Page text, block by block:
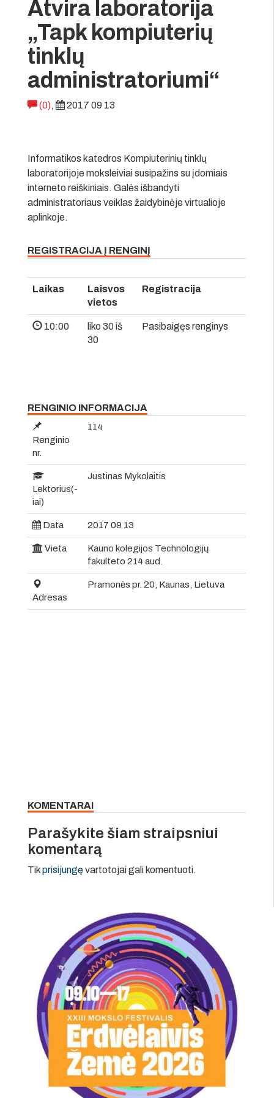
Atvira laboratorija
„Tapk kompiuterių
tinklų
administratoriumi“
(0), 2017 09 13
Informatikos katedros Kompiuterinių tinklų
laboratorijoje moksleiviai susipažins su įdomiais
interneto reiškiniais. Galės išbandyti
administratoriaus veiklas žaidybinėje virtualioje
aplinkoje.
REGISTRACIJA Į RENGINĮ
Laikas
Laisvos
vietos
Registracija
10:00
liko 30 iš
30
Pasibaigęs renginys
RENGINIO INFORMACIJA
Renginio
nr.
114
Lektorius(-
iai)
Justinas Mykolaitis
Data 2017 09 13
Vieta
Kauno kolegijos Technologijų
fakulteto 214 aud.
Adresas
Pramonės pr. 20, Kaunas, Lietuva
KOMENTARAI
Parašykite šiam straipsniui
komentarą
Tikprisijungęvartotojai gali komentuoti.